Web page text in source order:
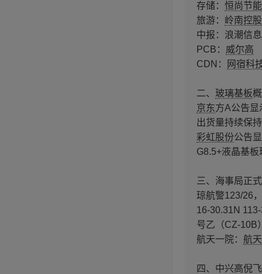
存储： 恒尚节能
旅游： 岭南控股
中报：浪潮信
PCB： 威尔高
CDN：
网宿科
二、 玻璃基板
京东方A公告
出货量持续保
彩虹股份公告
G8.5+液晶基
三、海事局正
琼航警123/26
16-30.31N
号乙（CZ-10B
航天一院： 航
四、中兴高倪